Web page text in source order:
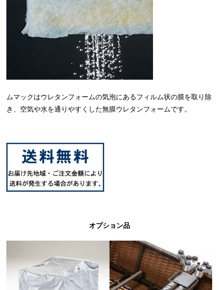
ムマックはウレタンフォームの気泡にあるフィルム状の膜を取り除
き、空気や水を通りやすくした無膜ウレタンフォームです。
オプション品